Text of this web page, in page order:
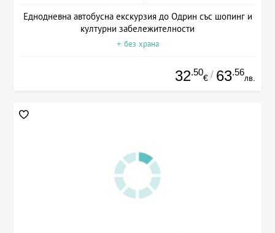
Еднодневна автобусна екскурзия до Одрин със шопинг и
културни забележителности
+ без храна
32.50
€ / 63.56
лв.